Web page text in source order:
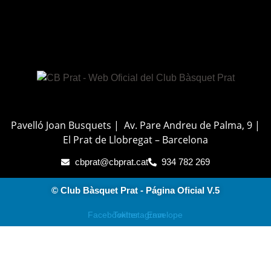
Pavelló Joan Busquets | Av. Pare Andreu de Palma, 9 |
El Prat de Llobregat – Barcelona
cbprat@cbprat.cat 934 782 269
© Club Bàsquet Prat - Página Oficial V.5
FacebookTwitterInstagramEnvelope